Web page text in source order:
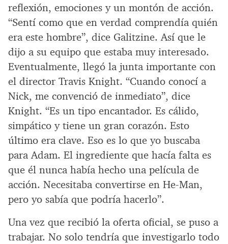
reflexión, emociones y un montón de acción.
“Sentí como que en verdad comprendía quién
era este hombre”, dice Galitzine. Así que le
dijo a su equipo que estaba muy interesado.
Eventualmente, llegó la junta importante con
el director Travis Knight. “Cuando conocí a
Nick, me convenció de inmediato”, dice
Knight. “Es un tipo encantador. Es cálido,
simpático y tiene un gran corazón. Esto
último era clave. Eso es lo que yo buscaba
para Adam. El ingrediente que hacía falta es
que él nunca había hecho una película de
acción. Necesitaba convertirse en He-Man,
pero yo sabía que podría hacerlo”.
Una vez que recibió la oferta oficial, se puso a
trabajar. No solo tendría que investigarlo todo